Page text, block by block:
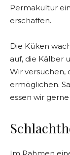
Permakultur
erschaffen.
Die Küken
auf, die Kälber
Wir versuchen,
ermöglichen.
essen wir gerne
Im Rahmen